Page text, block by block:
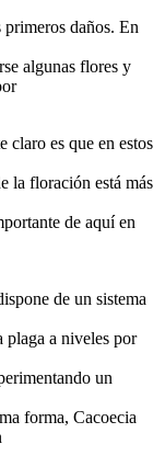
daños. En
algunas flores y
claro es que en estos
la floración está más
de aquí en
de un sistema
plaga a niveles por
un
forma, Cacoecia